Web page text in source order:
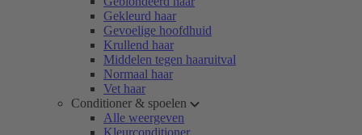
Gekleurd haar
Gevoelige hoofdhuid
Krullend haar
Middelen tegen haaruitval
Normaal haar
Vet haar
Conditioner & spoelen
Alle weergeven
Kleurconditioner